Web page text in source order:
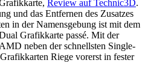
Review auf Technic3D.
und das Entfernen des Zusatzes
in der Namensgebung ist mit dem
Grafikkarte passé. Mit der
neben der schnellsten Single-
Riege vorerst in fester